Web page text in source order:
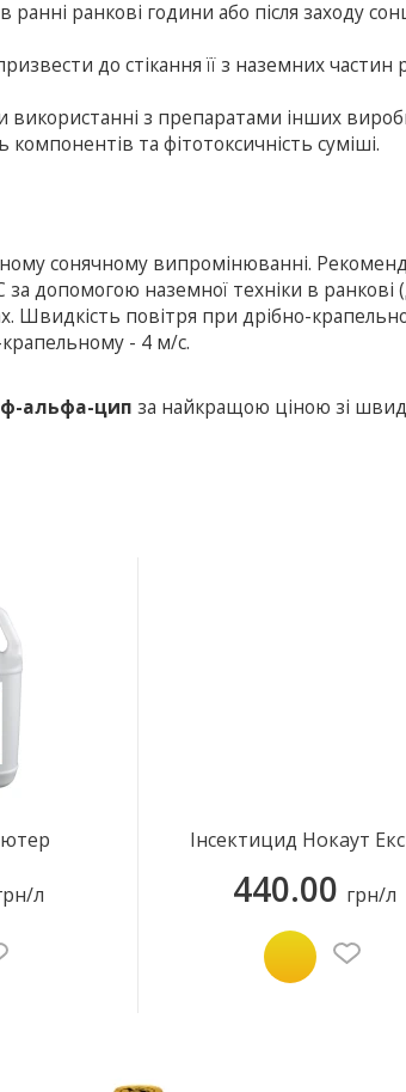
ранкові години або після заходу
до стікання її з наземних частин
з препаратами інших
та фітотоксичність суміші.
сонячному випромінюванні.
допомогою наземної техніки в ранкові
Швидкість повітря при дрібно-
- 4 м/с.
альфа-ципза найкращою ціною зі
л
Інсектицид Нокаут
440.00 грн/л